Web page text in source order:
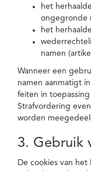
het
ongegronde
het
namen
Wanneer een
namen aanmatigt
feiten in
Strafvordering
worden
3. Gebruik
De cookies van